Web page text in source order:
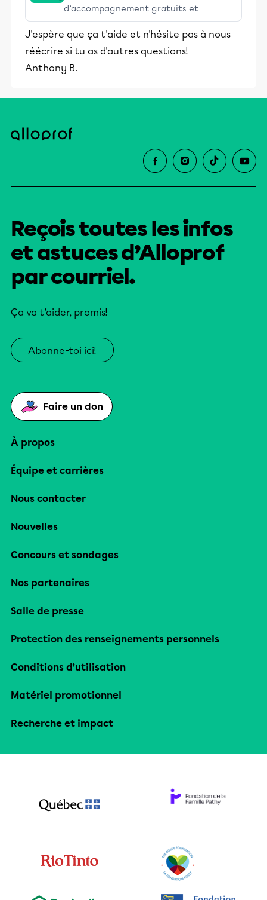
d’accompagnement gratuits et
stimulants, Alloprof engage les élèves
et leurs parents dans la réussite
éducative.
J'espère que ça t'aide et n'hésite pas à nous
réécrire si tu as d'autres questions!
Anthony B.
Reçois toutes les infos
et astuces d’Alloprof
par courriel.
Ça va t’aider, promis!
Abonne-toi ici!
Faire un don
À propos
Équipe et carrières
Nous contacter
Nouvelles
Concours et sondages
Nos partenaires
Salle de presse
Protection des renseignements personnels
Conditions d’utilisation
Matériel promotionnel
Recherche et impact